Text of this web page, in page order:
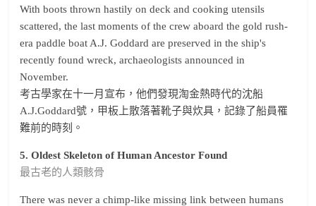
With boots thrown hastily on deck and cooking utensils
scattered, the last moments of the crew aboard the gold rush-
era paddle boat A.J. Goddard are preserved in the ship's
recently found wreck, archaeologists announced in
November.
考古學家在十一月宣布，他們發現淘金熱時代的沈船
A.J.Goddard號，甲板上散落著靴子與炊具，記錄了船員罹
難前的時刻。
5. Oldest Skeleton of Human Ancestor Found
最古老的人類骸骨
There was never a chimp-like missing link between humans